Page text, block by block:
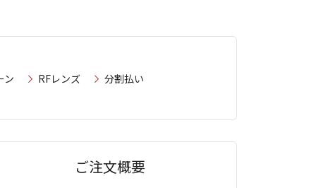
ン RFレンズ 分割払い
ご注文概要